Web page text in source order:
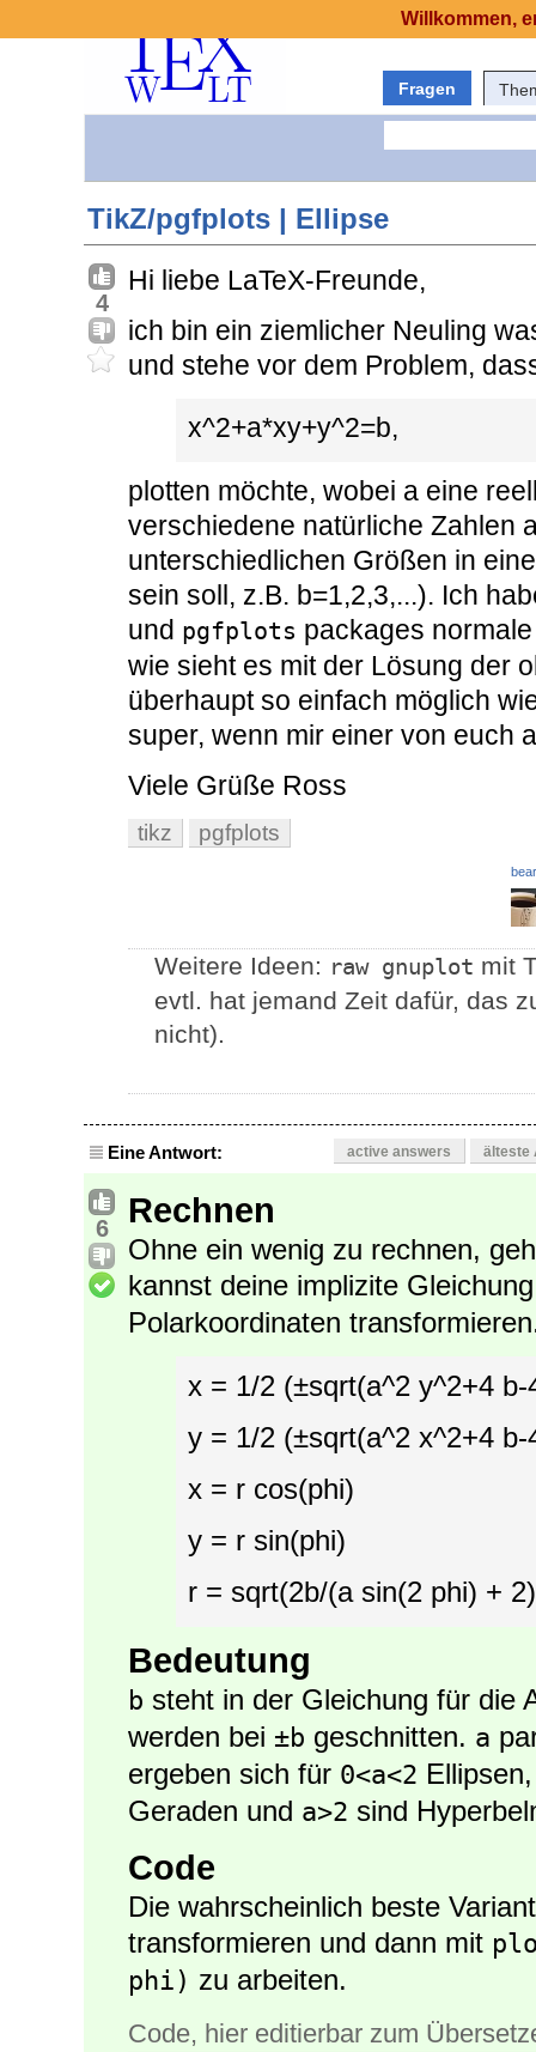
Fragen
TikZ/pgfplots | Ellipse
4
Hi liebe LaTeX-Freunde,
ich bin ein ziemlicher Neuling
und stehe vor dem Problem,
x^2+a*xy+y^2=b,
plotten möchte, wobei a eine
verschiedene natürliche Zahlen
unterschiedlichen Größen in
sein soll, z.B. b=1,2,3,...). Ich
und pgfplots packages
wie sieht es mit der Lösung der
überhaupt so einfach möglich
super, wenn mir einer von euch
Viele Grüße Ross
tikz pgfplots
Weitere Ideen: raw gnuplot mit
evtl. hat jemand Zeit dafür, das
nicht).
Eine Antwort: active answers älteste
6 Rechnen
Ohne ein wenig zu rechnen,
kannst deine implizite
Polarkoordinaten
x = 1/2 (±sqrt(a^2 y^2+4
y = 1/2 (±sqrt(a^2 x^2+4
x = r cos(phi)
y = r sin(phi)
r = sqrt(2b/(a sin(2 phi) +
Bedeutung
b steht in der Gleichung für die
werden bei ±b geschnitten. a
ergeben sich für 0<a<2
Geraden und a>2 sind
Code
Die wahrscheinlich beste
transformieren und dann mit
phi) zu arbeiten.
Code, hier editierbar zum
Willkommen,